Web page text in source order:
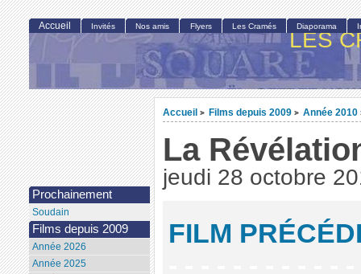
LES
Accueil > Films depuis 2009 > Année 2010
La
jeudi 28 octobre
FILM
Accueil Invités Nos amis Flyers Les Cramés Diaporama
Prochainement
Soudain
Films depuis 2009
Année 2026
Année 2025